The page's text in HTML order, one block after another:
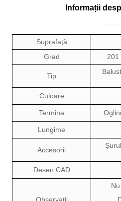
Informații
Suprafaţă
Grad
201
Tip
Culoare
Termina
Lungime
Accesorii
Desen CAD